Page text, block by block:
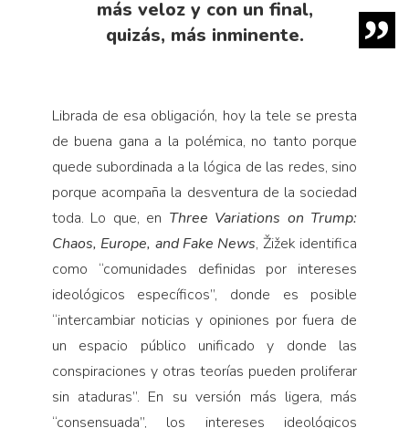
más veloz y con un final,
quizás, más inminente.
Librada de esa obligación, hoy la tele se presta
de buena gana a la polémica, no tanto porque
quede subordinada a la lógica de las redes, sino
porque acompaña la desventura de la sociedad
toda. Lo que, en Three Variations on Trump:
Chaos, Europe, and Fake News, Žižek identifica
como “comunidades definidas por intereses
ideológicos específicos”, donde es posible
“intercambiar noticias y opiniones por fuera de
un espacio público unificado y donde las
conspiraciones y otras teorías pueden proliferar
sin ataduras”. En su versión más ligera, más
“consensuada”, los intereses ideológicos